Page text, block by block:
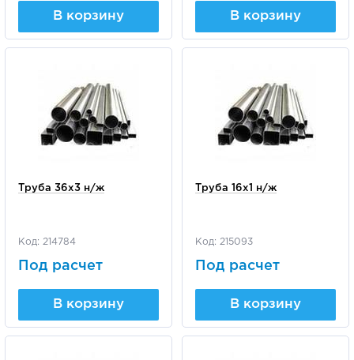
В корзину В корзину
Труба 36х3 н/ж
Код: 214784
Под расчет
В корзину
Труба 16х1 н/ж
Код: 215093
Под расчет
В корзину